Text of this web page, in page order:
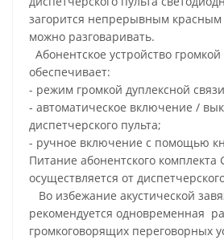
загорится непрерывным красным
можно разговаривать.
Абонентское устройство громкой
обеспечивает:
- режим громкой дуплексной
- автоматическое включение /
диспетчерского пульта;
- ручное включение с помощью
Питание абонентского комплекта
осуществляется от
Во избежание акустической
рекомендуется одновременная
громкоговорящих переговорных